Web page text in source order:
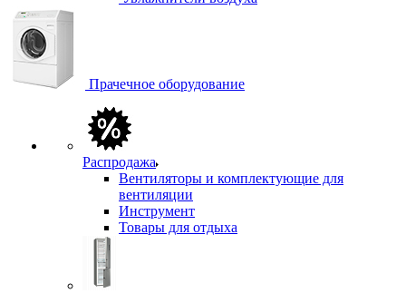
Прачечное оборудование
Распродажа
Вентиляторы и комплектующие для
вентиляции
Инструмент
Товары для отдыха